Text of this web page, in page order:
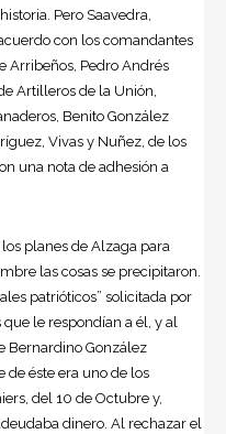
Pero Saavedra,
con los comandantes
Arribeños, Pedro Andrés
Artilleros de la Unión,
Benito González
Vivas y Nuñez, de los
una nota de adhesión a
planes de Alzaga para
las cosas se precipitaron.
patrióticos” solicitada por
le respondían a él, y al
Bernardino González
de éste era uno de los
del 10 de Octubre y,
dinero. Al rechazar el